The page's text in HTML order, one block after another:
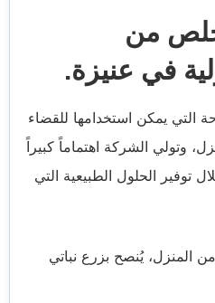
من
في عنيزة.
التي يمكن استخدامها للقضاء
وتولي الشركة اهتماماً كبيراً
توفير الحلول الطبيعية التي
المنزل، يُنصح بزرع نباتي